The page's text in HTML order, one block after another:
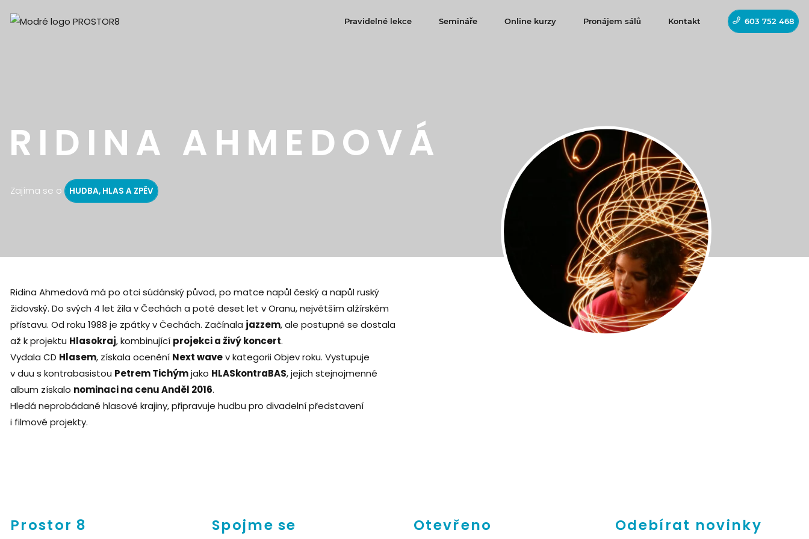
Pravidelné lekce Semináře Online kurzy Pronájem sálů Kontakt 603 752 468
RIDINA AHMEDOVÁ
Zajíma se o HUDBA, HLAS A ZPĚV
Ridina Ahmedová má po otci súdánský původ, po matce napůl český a napůl ruský
židovský. Do svých 4 let žila v Čechách a poté deset let v Oranu, největším alžírském
přístavu. Od roku 1988 je zpátky v Čechách. Začínala jazzem, ale postupně se dostala
až k projektu Hlasokraj, kombinující projekci a živý koncert.
Vydala CD Hlasem, získala ocenění Next wavev kategorii Objev roku. Vystupuje
v duu s kontrabasistou Petrem Tichýmjako HLASkontraBAS, jejich stejnojmenné
album získalo nominaci na cenu Anděl 2016.
Hledá neprobádané hlasové krajiny, připravuje hudbu pro divadelní představení
i filmové projekty.
Prostor 8 Spojme se Otevřeno Odebírat novinky